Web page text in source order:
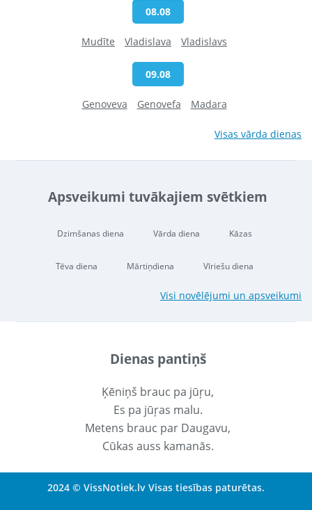
08.08
Mudīte Vladislava Vladislavs
09.08
Genoveva Genovefa Madara
Visas vārda dienas
Apsveikumi tuvākajiem svētkiem
Dzimšanas diena Vārda diena Kāzas
Tēva diena Mārtiņdiena Vīriešu diena
Visi novēlējumi un apsveikumi
Dienas pantiņš
Ķēniņš brauc pa jūŗu,
Es pa jūŗas malu.
Metens brauc par Daugavu,
Cūkas auss kamanās.
2024 © VissNotiek.lv Visas tiesības paturētas.